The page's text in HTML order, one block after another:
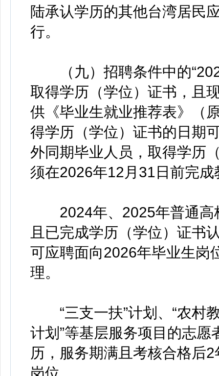
陆承认学历的其他台湾居民
行。
（九）招聘条件中的
取得学历（学位）证书，且
供《毕业生就业推荐表》（
得学历（学位）证书的日期
外同期毕业人员，取得学历
须在2026年12月31日前完
2024年、2025年普通高
且已完成学历（学位）证书
可应聘面向2026年毕业生岗
理。
“三支一扶”计划、“农村教
计划”等基层服务项目的志
历，服务期满且考核合格后